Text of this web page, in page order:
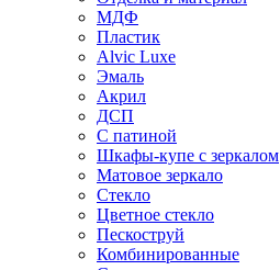
МДФ
Пластик
Alvic Luxe
Эмаль
Акрил
ДСП
С патиной
Шкафы-купе с зеркалом
Матовое зеркало
Стекло
Цветное стекло
Пескоструй
Комбинированные